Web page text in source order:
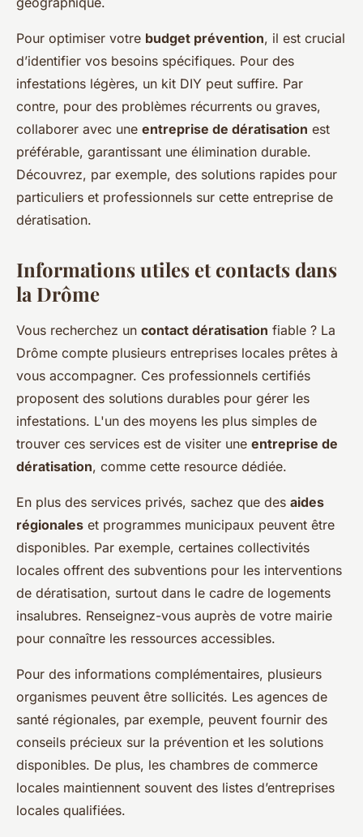
Pour optimiser votre budget prévention, il est crucial
d’identifier vos besoins spécifiques. Pour des
infestations légères, un kit DIY peut suffire. Par
contre, pour des problèmes récurrents ou graves,
collaborer avec une entreprise de dératisation est
préférable, garantissant une élimination durable.
Découvrez, par exemple, des solutions rapides pour
particuliers et professionnels sur cette entreprise de
dératisation.
Informations utiles et contacts dans
la Drôme
Vous recherchez un contact dératisation fiable ? La
Drôme compte plusieurs entreprises locales prêtes à
vous accompagner. Ces professionnels certifiés
proposent des solutions durables pour gérer les
infestations. L'un des moyens les plus simples de
trouver ces services est de visiter une entreprise de
dératisation, comme cette resource dédiée.
En plus des services privés, sachez que des aides
régionales et programmes municipaux peuvent être
disponibles. Par exemple, certaines collectivités
locales offrent des subventions pour les interventions
de dératisation, surtout dans le cadre de logements
insalubres. Renseignez-vous auprès de votre mairie
pour connaître les ressources accessibles.
Pour des informations complémentaires, plusieurs
organismes peuvent être sollicités. Les agences de
santé régionales, par exemple, peuvent fournir des
conseils précieux sur la prévention et les solutions
disponibles. De plus, les chambres de commerce
locales maintiennent souvent des listes d’entreprises
locales qualifiées.